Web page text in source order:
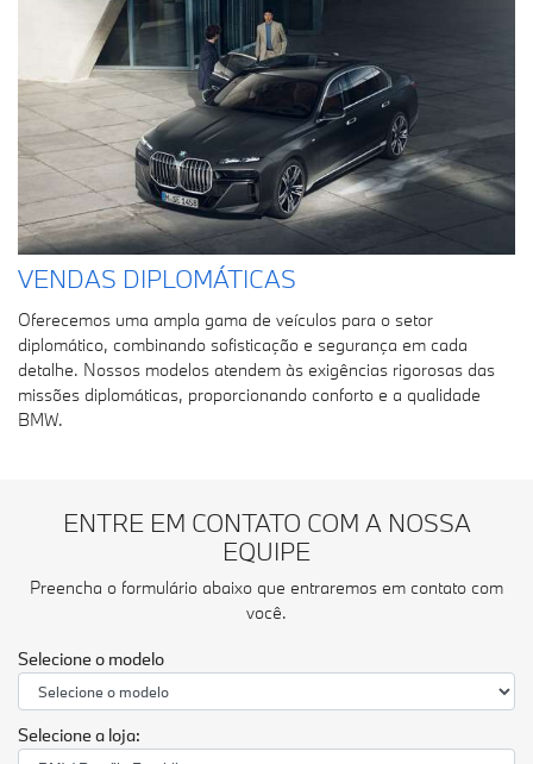
VENDAS DIPLOMÁTICAS
Oferecemos uma ampla gama de veículos para o setor
diplomático, combinando sofisticação e segurança em cada
detalhe. Nossos modelos atendem às exigências rigorosas das
missões diplomáticas, proporcionando conforto e a qualidade
BMW.
ENTRE EM CONTATO COM A NOSSA
EQUIPE
Preencha o formulário abaixo que entraremos em contato com
você.
Selecione o modelo
Selecione a loja: